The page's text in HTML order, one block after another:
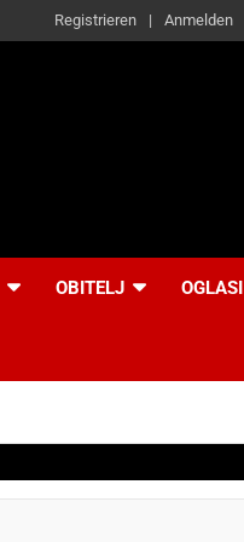
Registrieren Anmelden
OBITELJ OGLASI